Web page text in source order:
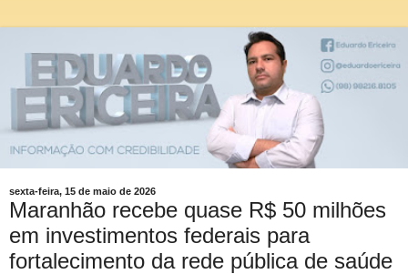
sexta-feira, 15 de maio de 2026
Maranhão recebe quase R$ 50 milhões
em investimentos federais para
fortalecimento da rede pública de saúde